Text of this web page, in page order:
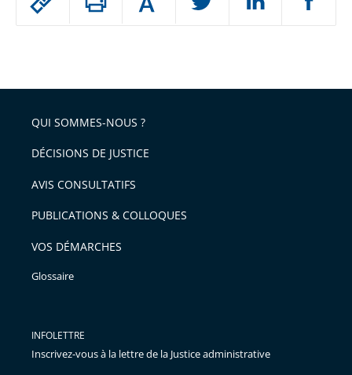
arriver
après
Augmenter
ou
l'article
pour
avant
QUI SOMMES-NOUS ?
DÉCISIONS DE JUSTICE
AVIS CONSULTATIFS
PUBLICATIONS & COLLOQUES
VOS DÉMARCHES
Glossaire
INFOLETTRE
Inscrivez-vous à la lettre de la Justice administrative